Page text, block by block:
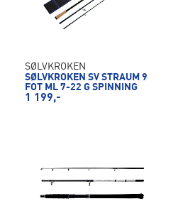
SØLVKROKEN
SØLVKROKEN SV STRAUM 9
FOT ML 7-22 G SPINNING
1 199,-